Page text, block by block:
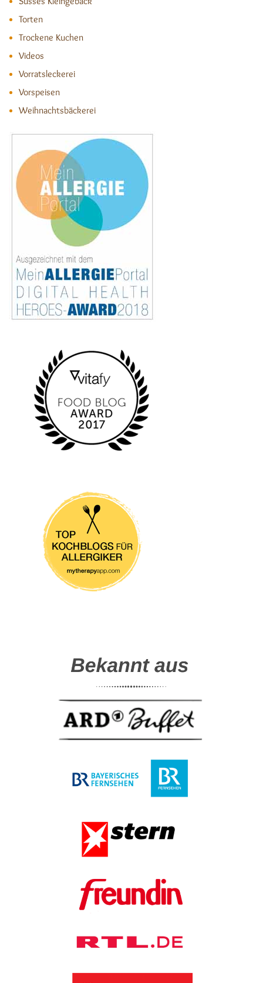
Torten
Trockene Kuchen
Videos
Vorratsleckerei
Vorspeisen
Weihnachtsbäckerei